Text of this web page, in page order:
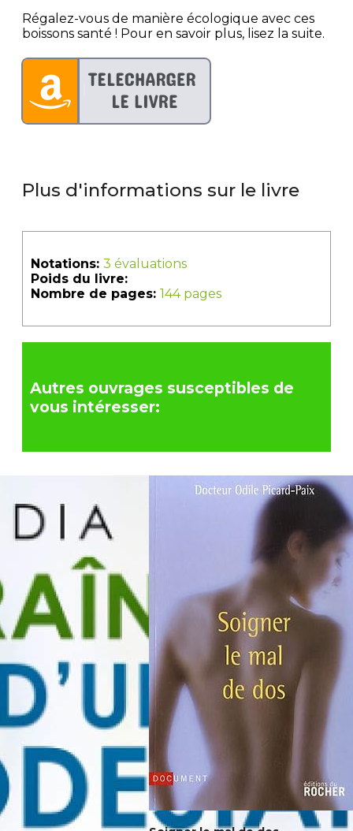
Régalez-vous de manière écologique avec ces
boissons santé ! Pour en savoir plus, lisez la suite.
Plus d'informations sur le livre
Notations: 3 évaluations
Poids du livre:
Nombre de pages: 144 pages
Autres ouvrages susceptibles de
vous intéresser: